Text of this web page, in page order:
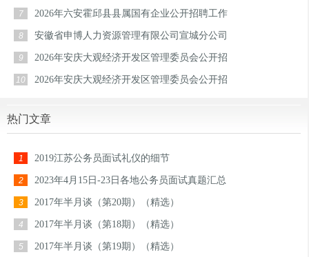
7 2026年六安霍邱县县属国有企业公开招聘工作
8 安徽省申博人力资源管理有限公司宣城分公司
9 2026年安庆大观经济开发区管理委员会公开招
10 2026年安庆大观经济开发区管理委员会公开招
热门文章
1 2019江苏公务员面试礼仪的细节
2 2023年4月15日-23日各地公务员面试真题汇总
3 2017年半月谈（第20期）（精选）
4 2017年半月谈（第18期）（精选）
5 2017年半月谈（第19期）（精选）